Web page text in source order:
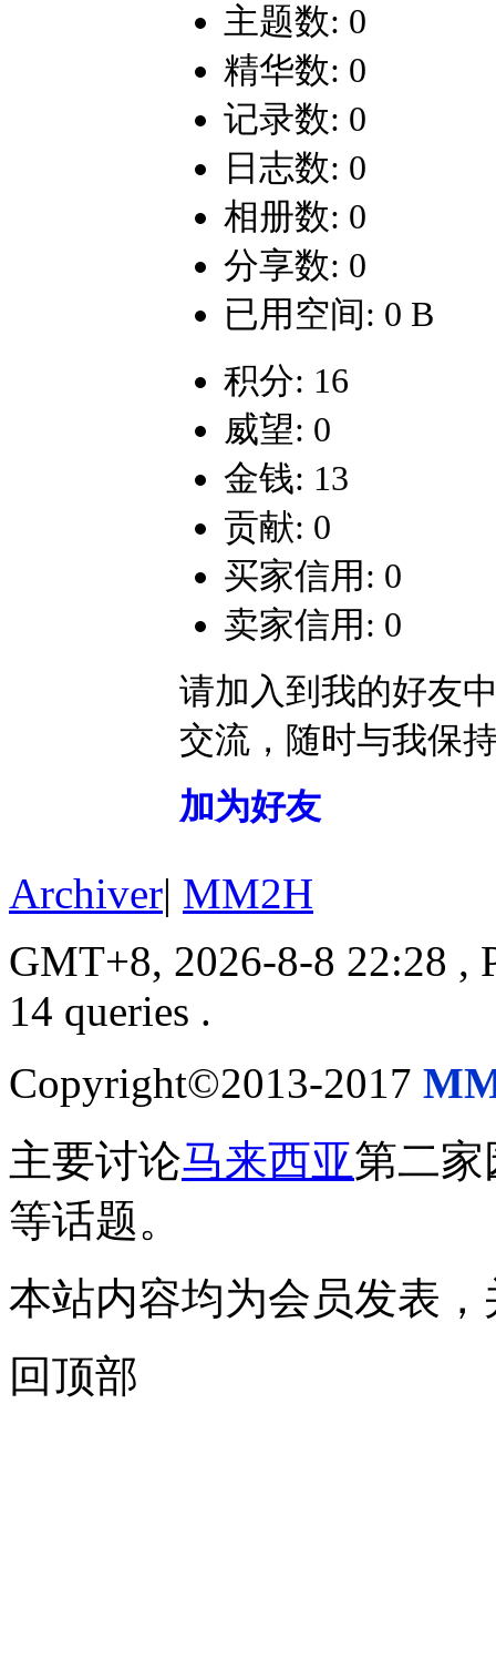
主题数: 0
精华数: 0
记录数: 0
日志数: 0
相册数: 0
分享数: 0
已用空间: 0 B
积分: 16
威望: 0
金钱: 13
贡献: 0
买家信用: 0
卖家信用: 0
请加入到我的好友
交流，随时与我保
加为好友
Archiver| MM2H
GMT+8, 2026-8-8 22:28 ,
14 queries .
Copyright©2013-2017
主要讨论马来西亚第二
等话题。
本站内容均为会员发表
回顶部